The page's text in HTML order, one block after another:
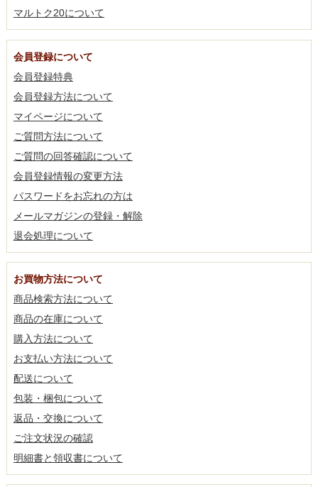
マルトク20について
会員登録について
会員登録特典
会員登録方法について
マイページについて
ご質問方法について
ご質問の回答確認について
会員登録情報の変更方法
パスワードをお忘れの方は
メールマガジンの登録・解除
退会処理について
お買物方法について
商品検索方法について
商品の在庫について
購入方法について
お支払い方法について
配送について
包装・梱包について
返品・交換について
ご注文状況の確認
明細書と領収書について